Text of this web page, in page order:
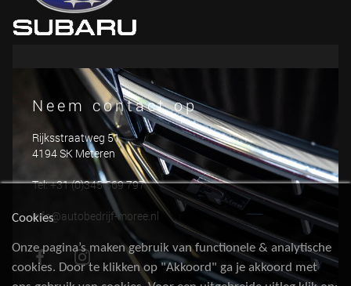
Neem contact op
Rijksstraatweg 51
4194 SK Meteren
Tel: +31 (0)345 569 797
info@autobedrijf-moree.nl
Cookies
Onze pagina’s maken gebruik van functionele & analytische
cookies. Door te klikken op "Akkoord" ga je akkoord met